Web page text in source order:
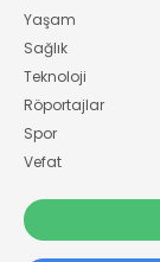
Yaşam
Sağlık
Teknoloji
Röportajlar
Spor
Vefat